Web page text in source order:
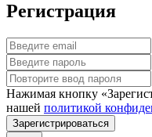
Регистрация
Нажимая кнопку
нашей политикой
Зарегистрироваться